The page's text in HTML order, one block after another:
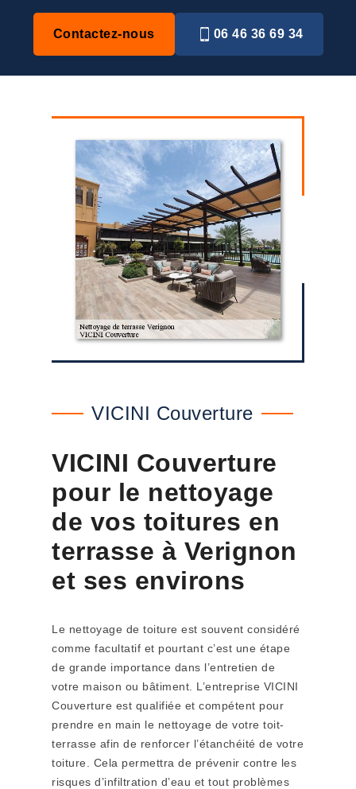
Contactez-nous 06 46 36 69 34
VICINI Couverture
VICINI Couverture
pour le nettoyage
de vos toitures en
terrasse à Verignon
et ses environs
Le nettoyage de toiture est souvent considéré
comme facultatif et pourtant c’est une étape
de grande importance dans l’entretien de
votre maison ou bâtiment. L’entreprise VICINI
Couverture est qualifiée et compétent pour
prendre en main le nettoyage de votre toit-
terrasse afin de renforcer l’étanchéité de votre
toiture. Cela permettra de prévenir contre les
risques d’infiltration d’eau et tout problèmes